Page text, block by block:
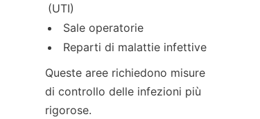
(UTI)
Sale operatorie
Reparti di malattie infettive
Queste aree richiedono misure
di controllo delle infezioni più
rigorose.